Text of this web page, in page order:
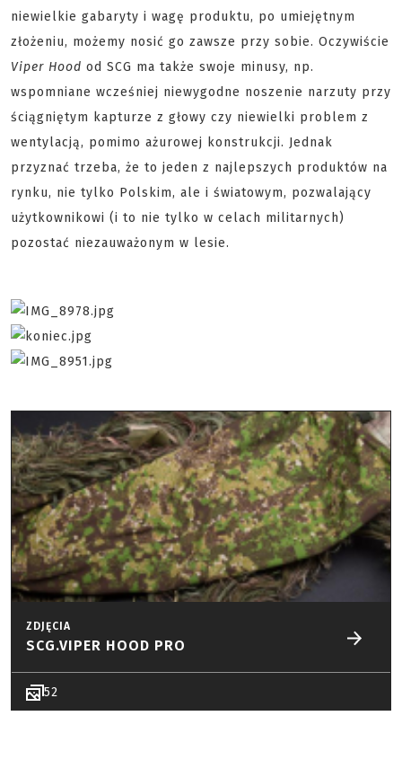
niewielkie gabaryty i wagę produktu, po umiejętnym
złożeniu, możemy nosić go zawsze przy sobie. Oczywiście
Viper Hood od SCG ma także swoje minusy, np.
wspomniane wcześniej niewygodne noszenie narzuty przy
ściągniętym kapturze z głowy czy niewielki problem z
wentylacją, pomimo ażurowej konstrukcji. Jednak
przyznać trzeba, że to jeden z najlepszych produktów na
rynku, nie tylko Polskim, ale i światowym, pozwalający
użytkownikowi (i to nie tylko w celach militarnych)
pozostać niezauważonym w lesie.
ZDJĘCIA
SCG.VIPER HOOD PRO
52